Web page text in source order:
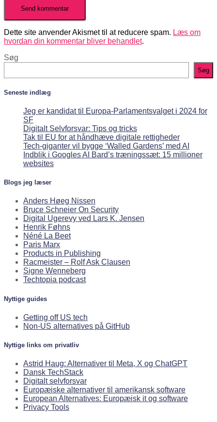
Dette site anvender Akismet til at reducere spam. Læs om
hvordan din kommentar bliver behandlet.
Søg
Søg
Seneste indlæg
Jeg er kandidat til Europa-Parlamentsvalget i 2024 for
SF
Digitalt Selvforsvar: Tips og tricks
Tak til EU for at håndhæve digitale rettigheder
Tech-giganter vil bygge ‘Walled Gardens’ med AI
Indblik i Googles AI Bard’s træningssæt: 15 millioner
websites
Blogs jeg læser
Anders Høeg Nissen
Bruce Schneier On Security
Digital Ugerevy ved Lars K. Jensen
Henrik Føhns
Néné La Beet
Paris Marx
Products in Publishing
Racmeister – Rolf Ask Clausen
Signe Wenneberg
Techtopia podcast
Nyttige guides
Getting off US tech
Non-US alternatives på GitHub
Nyttige links om privatliv
Astrid Haug: Alternativer til Meta, X og ChatGPT
Dansk TechStack
Digitalt selvforsvar
Europæiske alternativer til amerikansk software
European Alternatives: Europæisk it og software
Privacy Tools